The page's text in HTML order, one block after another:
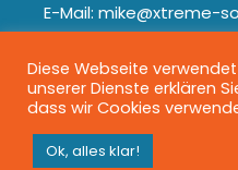
E-Mail: mike@xtreme-
Diese Webseite
unserer Dienste erklären
dass wir Cookies
Ok, alles klar!